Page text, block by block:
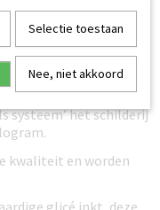
houten frame en
de muur. Het frame
worden opgehangen,
muur, tevens zijn de
systeem’ het schilderij
kwaliteit en worden
glicé inkt, deze
Selectie toestaan
Nee, niet akkoord